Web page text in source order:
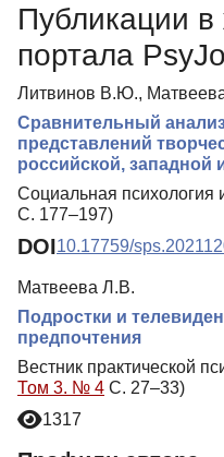
Биография
Публикации
портала
Литвинов В.Ю.,
Сравнительный
представлений
российской, западной
Социальная психология
С. 177–197)
DOI10.17759/
Матвеева Л.В.
Подростки и
предпочтения
Вестник практической
Том 3. № 4 С. 27–33)
1317